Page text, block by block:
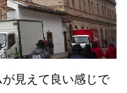
見えて良い感じで